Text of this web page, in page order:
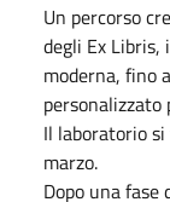
Un percorso
degli Ex Libris,
moderna, fino
Il laboratorio
marzo.
Dopo una